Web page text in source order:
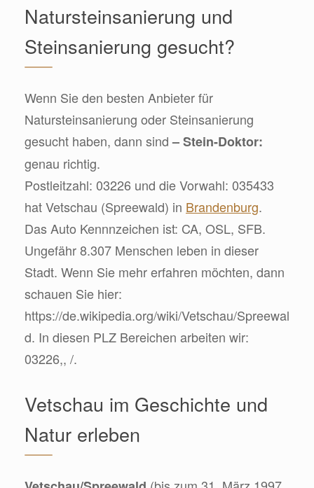
Natursteinsanierung und
Steinsanierung gesucht?
Wenn Sie den besten Anbieter für
Natursteinsanierung oder Steinsanierung
gesucht haben, dann sind– Stein-Doktor:
genau richtig.
Postleitzahl: 03226 und die Vorwahl: 035433
hat Vetschau (Spreewald) in Brandenburg.
Das Auto Kennnzeichen ist: CA, OSL, SFB.
Ungefähr 8.307 Menschen leben in dieser
Stadt. Wenn Sie mehr erfahren möchten, dann
schauen Sie hier:
https://de.wikipedia.org/wiki/Vetschau/Spreewal
d. In diesen PLZ Bereichen arbeiten wir:
03226,, /.
Vetschau im Geschichte und
Natur erleben